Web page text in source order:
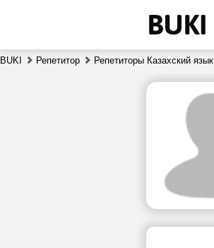
BUKI Репетитор Репетиторы Казахский язык